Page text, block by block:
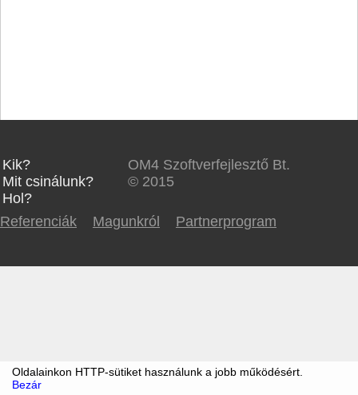
Kik?
Mit csinálunk?
Hol?
OM4 Szoftverfejlesztő Bt.
© 2015
Referenciák Magunkról Partnerprogram
Oldalainkon HTTP-sütiket használunk a jobb működésért.
Bezár